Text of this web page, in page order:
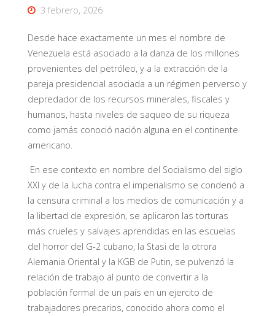
3 febrero, 2026
Desde hace exactamente un mes el nombre de
Venezuela está asociado a la danza de los millones
provenientes del petróleo, y a la extracción de la
pareja presidencial asociada a un régimen perverso y
depredador de los recursos minerales, fiscales y
humanos, hasta niveles de saqueo de su riqueza
como jamás conoció nación alguna en el continente
americano.
En ese contexto en nombre del Socialismo del siglo
XXI y de la lucha contra el imperialismo se condenó a
la censura criminal a los medios de comunicación y a
la libertad de expresión, se aplicaron las torturas
más crueles y salvajes aprendidas en las escuelas
del horror del G-2 cubano, la Stasi de la otrora
Alemania Oriental y la KGB de Putin, se pulverizó la
relación de trabajo al punto de convertir a la
población formal de un país en un ejercito de
trabajadores precarios, conocido ahora como el